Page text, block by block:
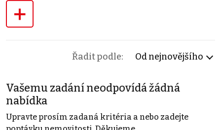
+
Řadit podle: Od nejnovějšího
Vašemu zadání neodpovídá žádná
nabídka
Upravte prosím zadaná kritéria a nebo zadejte